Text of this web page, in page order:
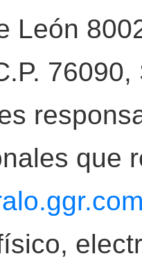
León
que